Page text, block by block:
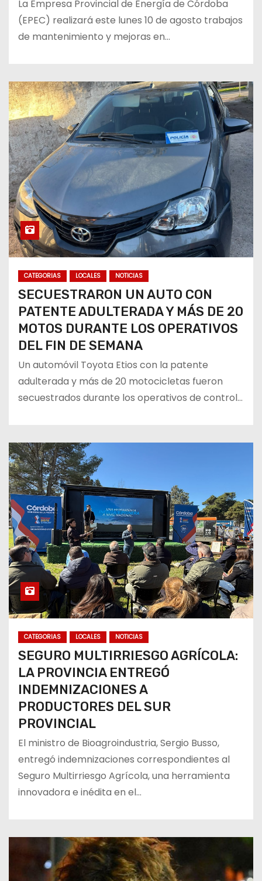
La Empresa Provincial de Energía de Córdoba
(EPEC) realizará este lunes 10 de agosto trabajos
de mantenimiento y mejoras en…
CATEGORIAS LOCALES NOTICIAS
SECUESTRARON UN AUTO CON
PATENTE ADULTERADA Y MÁS DE 20
MOTOS DURANTE LOS OPERATIVOS
DEL FIN DE SEMANA
Un automóvil Toyota Etios con la patente
adulterada y más de 20 motocicletas fueron
secuestrados durante los operativos de control…
CATEGORIAS LOCALES NOTICIAS
SEGURO MULTIRRIESGO AGRÍCOLA:
LA PROVINCIA ENTREGÓ
INDEMNIZACIONES A
PRODUCTORES DEL SUR
PROVINCIAL
El ministro de Bioagroindustria, Sergio Busso,
entregó indemnizaciones correspondientes al
Seguro Multirriesgo Agrícola, una herramienta
innovadora e inédita en el…